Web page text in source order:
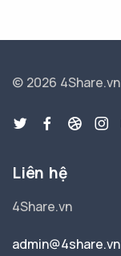
© 2026 4Share.vn
Liên hệ
4Share.vn
admin@4share.vn